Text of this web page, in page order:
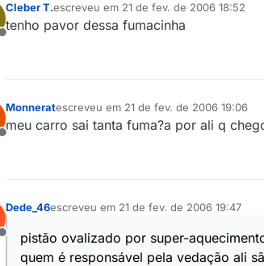
Offline
Cleber T.escreveu em 21 de fev. de 2006 18:52
última edição por
tenho pavor dessa fumacinha
Offline
Monneratescreveu em 21 de fev. de 2006 19:06
última edição por
meu carro sai tanta fuma?a por ali q
Offline
Dede_46escreveu em 21 de fev. de 2006 19:47
última edição por
pistão ovalizado por super-
quem é responsável pela vedação ali